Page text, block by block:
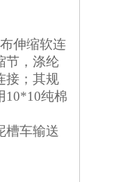
伸缩软连
节，涤纶
接；其规
10*10纯棉
槽车输送